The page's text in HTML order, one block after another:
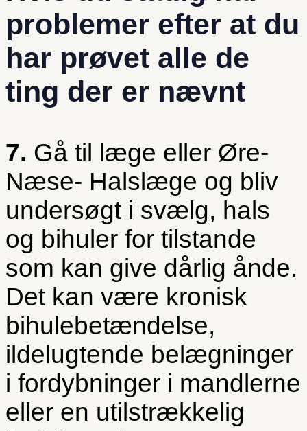
problemer efter at du
har prøvet alle de
ting der er nævnt
7. Gå til læge eller Øre-
Næse- Halslæge og bliv
undersøgt i svælg, hals
og bihuler for tilstande
som kan give dårlig ånde.
Det kan være kronisk
bihulebetændelse,
ildelugtende belægninger
i fordybninger i mandlerne
eller en utilstrækkelig